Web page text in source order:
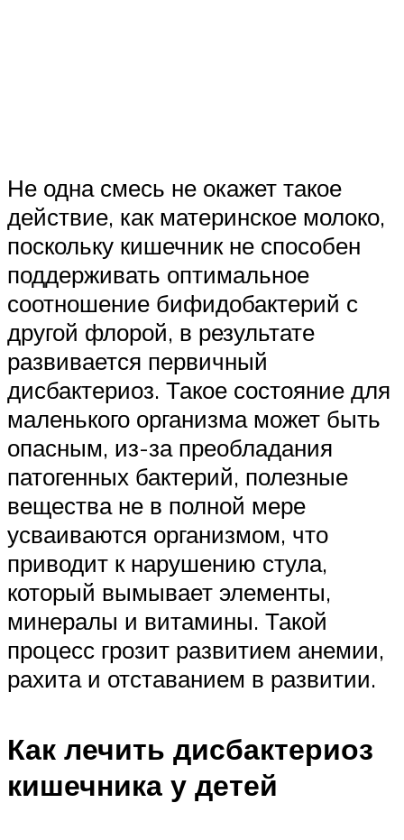
Не одна смесь не окажет такое
действие, как материнское молоко,
поскольку кишечник не способен
поддерживать оптимальное
соотношение бифидобактерий с
другой флорой, в результате
развивается первичный
дисбактериоз. Такое состояние для
маленького организма может быть
опасным, из-за преобладания
патогенных бактерий, полезные
вещества не в полной мере
усваиваются организмом, что
приводит к нарушению стула,
который вымывает элементы,
минералы и витамины. Такой
процесс грозит развитием анемии,
рахита и отставанием в развитии.
Как лечить дисбактериоз
кишечника у детей